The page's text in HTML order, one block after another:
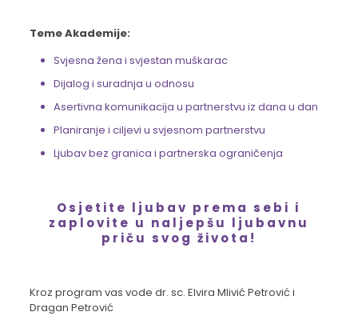
Teme Akademije:
Svjesna žena i svjestan muškarac
Dijalog i suradnja u odnosu
Asertivna komunikacija u partnerstvu iz dana u dan
Planiranje i ciljevi u svjesnom partnerstvu
Ljubav bez granica i partnerska ograničenja
Osjetite ljubav prema sebi i
zaplovite u naljepšu ljubavnu
priču svog života!
Kroz program vas vode dr. sc. Elvira Mlivić Petrović i
Dragan Petrović